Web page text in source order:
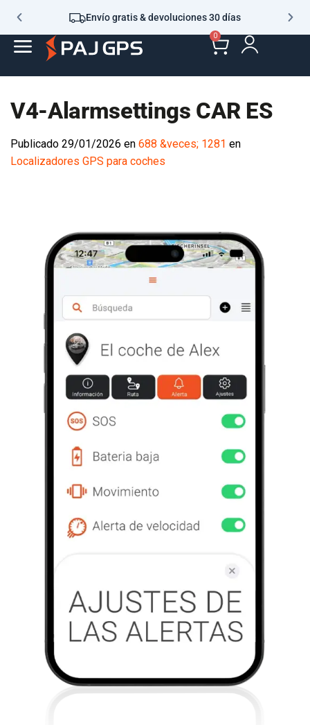
Envío gratis & devoluciones 30 días
0
V4-Alarmsettings CAR ES
Publicado 29/01/2026 en 688 &veces; 1281 en
Localizadores GPS para coches